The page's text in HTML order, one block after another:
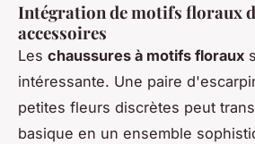
Intégration de motifs floraux
accessoires
Les chaussures à motifs floraux
intéressante. Une paire
petites fleurs discrètes peut
basique en un ensemble